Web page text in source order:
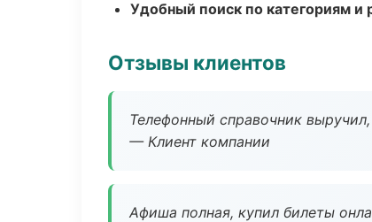
Удобный поиск по категориям и
Отзывы клиентов
Телефонный справочник
— Клиент компании
Афиша полная, купил билеты